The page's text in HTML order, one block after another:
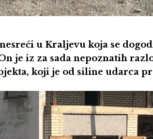
u Kraljevu koja se
je iz za sada nepoznatih
koji je od siline udarca